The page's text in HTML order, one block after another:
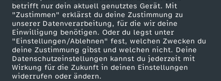
betrifft nur dein aktuell genutztes Gerät. Mit
"Zustimmen" erklärst du deine Zustimmung zu
unserer Datenverarbeitung, für die wir deine
Einwilligung benötigen. Oder du legst unter
"Einstellungen/Ablehnen" fest, welchen Zwecken du
deine Zustimmung gibst und welchen nicht. Deine
Datenschutzeinstellungen kannst du jederzeit mit
Wirkung für die Zukunft in deinen Einstellungen
widerrufen oder ändern.
n
?
Werbefernsehen
Mainzelmännchen